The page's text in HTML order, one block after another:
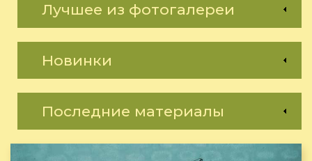
Лучшее из фотогалереи
Новинки
Последние материалы